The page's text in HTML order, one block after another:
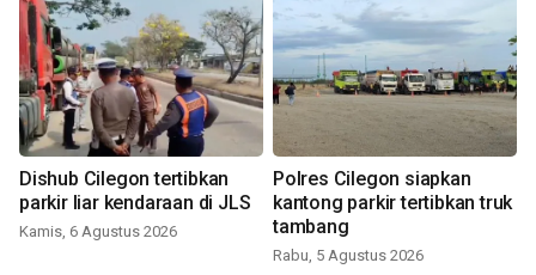
Dishub Cilegon tertibkan
parkir liar kendaraan di JLS
Kamis, 6 Agustus 2026
Polres Cilegon siapkan
kantong parkir tertibkan truk
tambang
Rabu, 5 Agustus 2026